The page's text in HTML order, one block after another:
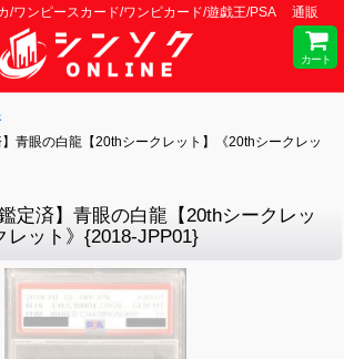
/ワンピースカード/ワンピカード/遊戯王/PSA 通販
カート
】青眼の白龍【20thシークレット】《20thシークレッ
定済】青眼の白龍【20thシークレッ
レット》{2018-JPP01}